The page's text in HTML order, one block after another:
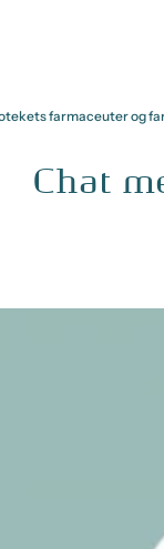
farmaceuter og
Chat